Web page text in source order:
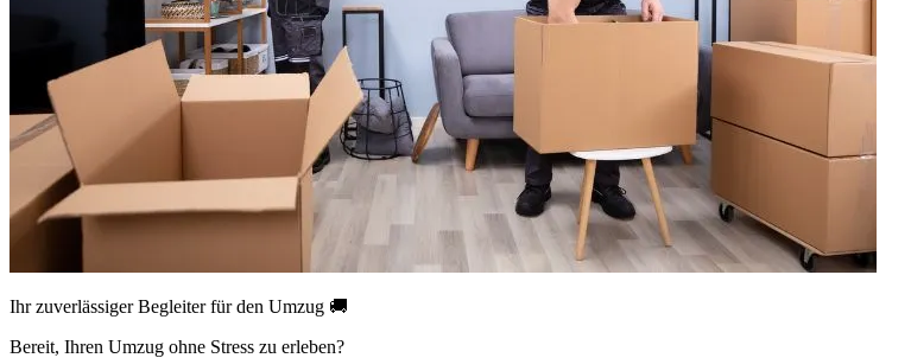
Ihr zuverlässiger Begleiter für den Umzug 🚚
Bereit, Ihren Umzug ohne Stress zu erleben?